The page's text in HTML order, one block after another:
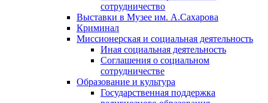
сотрудничество
Выставки в Музее им. А.Сахарова
Криминал
Миссионерская и социальная деятельность
Иная социальная деятельность
Соглашения о социальном
сотрудничестве
Образование и культура
Государственная поддержка